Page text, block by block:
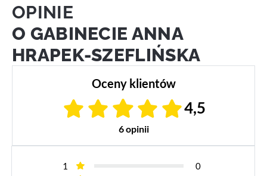
OPINIE
O GABINECIE ANNA
HRAPEK-SZEFLIŃSKA
Oceny klientów
4,5
6 opinii
1
0